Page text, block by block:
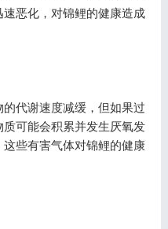
恶化，对锦鲤的健康造成
代谢速度减缓，但如果过
可能会积累并发生厌氧发
些有害气体对锦鲤的健康